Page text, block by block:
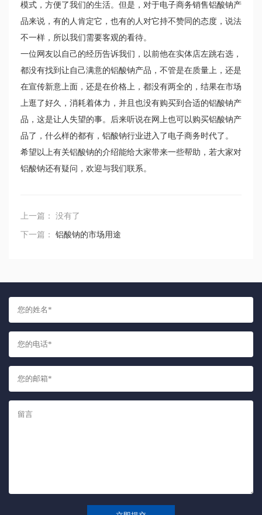
模式，方便了我们的生活。但是，对于电子商务销售铝酸钠产
品来说，有的人肯定它，也有的人对它持不赞同的态度，说法
不一样，所以我们需要客观的看待。
一位网友以自己的经历告诉我们，以前他在实体店左跳右选，
都没有找到让自己满意的铝酸钠产品，不管是在质量上，还是
在宣传新意上面，还是在价格上，都没有两全的，结果在市场
上逛了好久，消耗着体力，并且也没有购买到合适的铝酸钠产
品，这是让人失望的事。后来听说在网上也可以购买铝酸钠产
品了，什么样的都有，铝酸钠行业进入了电子商务时代了。
希望以上有关铝酸钠的介绍能给大家带来一些帮助，若大家对
铝酸钠还有疑问，欢迎与我们联系。
上一篇： 没有了
下一篇： 铝酸钠的市场用途